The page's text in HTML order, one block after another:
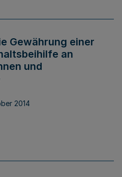
Gewährung einer
an
und
2014